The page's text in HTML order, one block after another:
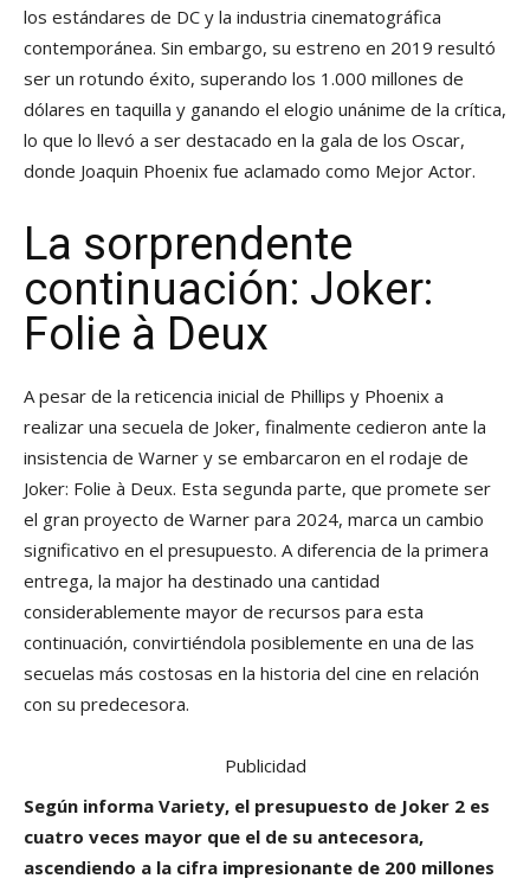
los estándares de DC y la industria cinematográfica
contemporánea. Sin embargo, su estreno en 2019 resultó
ser un rotundo éxito, superando los 1.000 millones de
dólares en taquilla y ganando el elogio unánime de la crítica,
lo que lo llevó a ser destacado en la gala de los Oscar,
donde Joaquin Phoenix fue aclamado como Mejor Actor.
La sorprendente
continuación: Joker:
Folie à Deux
A pesar de la reticencia inicial de Phillips y Phoenix a
realizar una secuela de Joker, finalmente cedieron ante la
insistencia de Warner y se embarcaron en el rodaje de
Joker: Folie à Deux. Esta segunda parte, que promete ser
el gran proyecto de Warner para 2024, marca un cambio
significativo en el presupuesto. A diferencia de la primera
entrega, la major ha destinado una cantidad
considerablemente mayor de recursos para esta
continuación, convirtiéndola posiblemente en una de las
secuelas más costosas en la historia del cine en relación
con su predecesora.
Publicidad
Según informa Variety, el presupuesto de Joker 2 es
cuatro veces mayor que el de su antecesora,
ascendiendo a la cifra impresionante de 200 millones